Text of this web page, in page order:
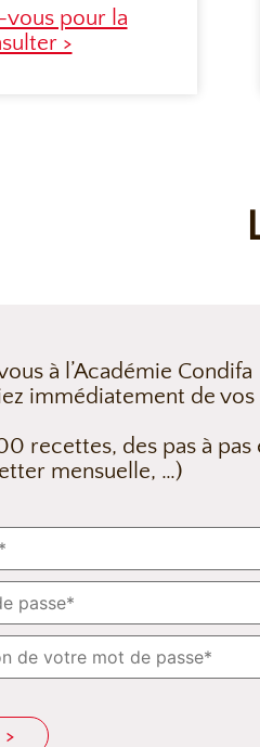
vous pour la
>
à l’Académie Condifa
immédiatement de vos
recettes, des pas à pas
mensuelle, …)